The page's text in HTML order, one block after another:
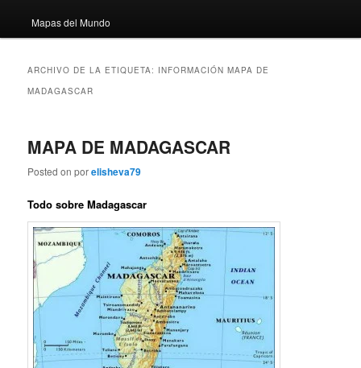
Mapas del Mundo
ARCHIVO DE LA ETIQUETA: INFORMACIÓN MAPA DE
MADAGASCAR
MAPA DE MADAGASCAR
Posted onporelisheva79
Todo sobre Madagascar